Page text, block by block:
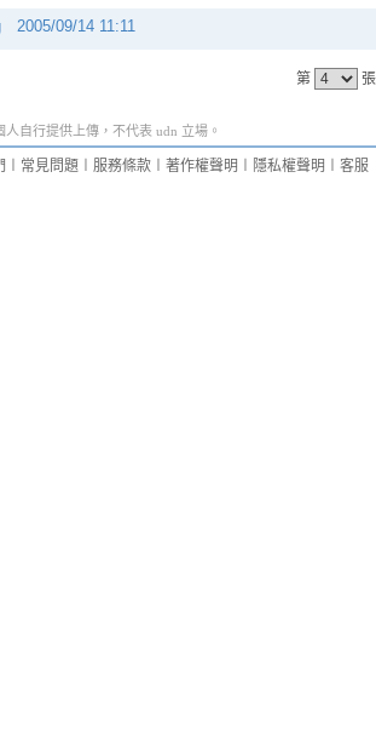
2005/09/14 11:11
第
自行提供上傳，不代表 udn 立場。
常見問題 服務條款 著作權聲明 隱私權聲明 客服